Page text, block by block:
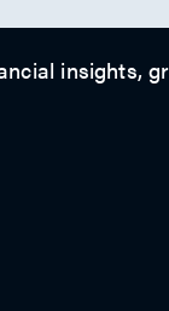
insights,